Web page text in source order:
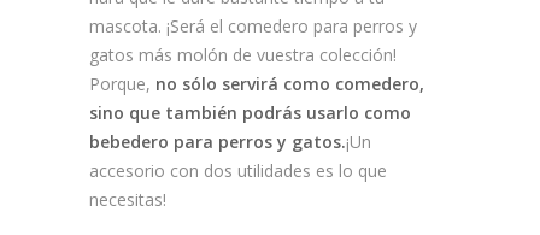
mascota. ¡Será el comedero para perros y
gatos más molón de vuestra colección!
Porque, no sólo servirá como comedero,
sino que también podrás usarlo como
bebedero para perros y gatos.¡Un
accesorio con dos utilidades es lo que
necesitas!